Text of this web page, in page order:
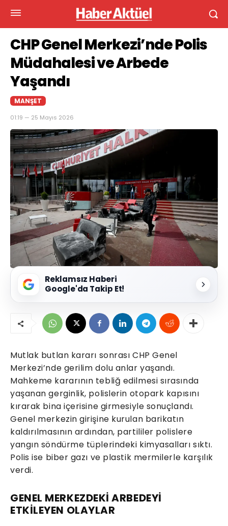
CHP Genel Merkezi’nde Polis
Müdahalesi ve Arbede
Yaşandı
MANŞET
01:19 — 25 Mayıs 2026
Reklamsız Haberi
Google'da Takip Et!
Mutlak butlan kararı sonrası CHP Genel
Merkezi’nde gerilim dolu anlar yaşandı.
Mahkeme kararının tebliğ edilmesi sırasında
yaşanan gerginlik, polislerin otopark kapısını
kırarak bina içerisine girmesiyle sonuçlandı.
Genel merkezin girişine kurulan barikatın
kaldırılmasının ardından, partililer polislere
yangın söndürme tüplerindeki kimyasalları sıktı.
Polis ise biber gazı ve plastik mermilerle karşılık
verdi.
GENEL MERKEZDEKİ ARBEDEYİ
ETKİLEYEN OLAYLAR